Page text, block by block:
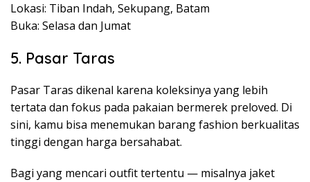
Lokasi: Tiban Indah, Sekupang, Batam
Buka: Selasa dan Jumat
5. Pasar Taras
Pasar Taras dikenal karena koleksinya yang lebih
tertata dan fokus pada pakaian bermerek preloved. Di
sini, kamu bisa menemukan barang fashion berkualitas
tinggi dengan harga bersahabat.
Bagi yang mencari outfit tertentu — misalnya jaket